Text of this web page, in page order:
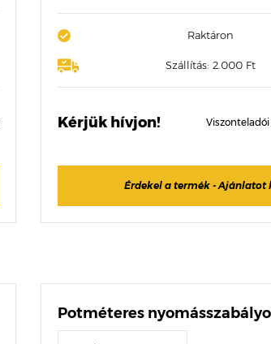
Raktáron
Szállítás: 2.000 Ft
Kérjük hívjon! Viszonteladói
Érdekel a termék - Ajánlatot
Potméteres